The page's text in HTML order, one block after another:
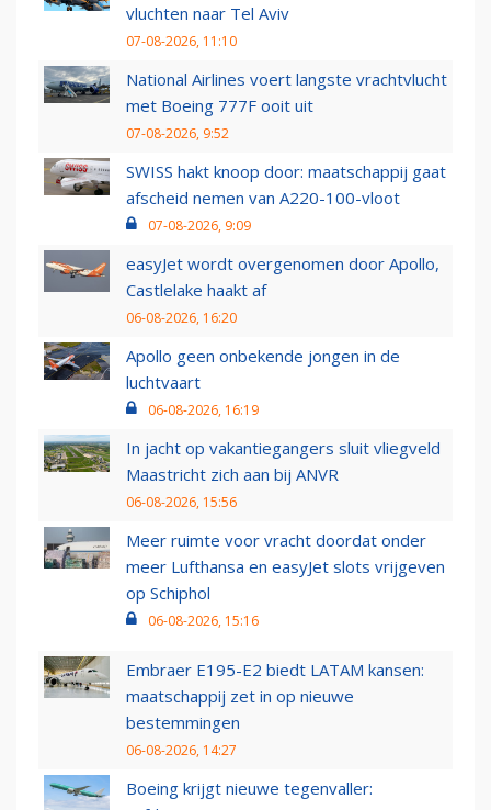
vluchten naar Tel Aviv
07-08-2026, 11:10
National Airlines voert langste vrachtvlucht
met Boeing 777F ooit uit
07-08-2026, 9:52
SWISS hakt knoop door: maatschappij gaat
afscheid nemen van A220-100-vloot
07-08-2026, 9:09
easyJet wordt overgenomen door Apollo,
Castlelake haakt af
06-08-2026, 16:20
Apollo geen onbekende jongen in de
luchtvaart
06-08-2026, 16:19
In jacht op vakantiegangers sluit vliegveld
Maastricht zich aan bij ANVR
06-08-2026, 15:56
Meer ruimte voor vracht doordat onder
meer Lufthansa en easyJet slots vrijgeven
op Schiphol
06-08-2026, 15:16
Embraer E195-E2 biedt LATAM kansen:
maatschappij zet in op nieuwe
bestemmingen
06-08-2026, 14:27
Boeing krijgt nieuwe tegenvaller: